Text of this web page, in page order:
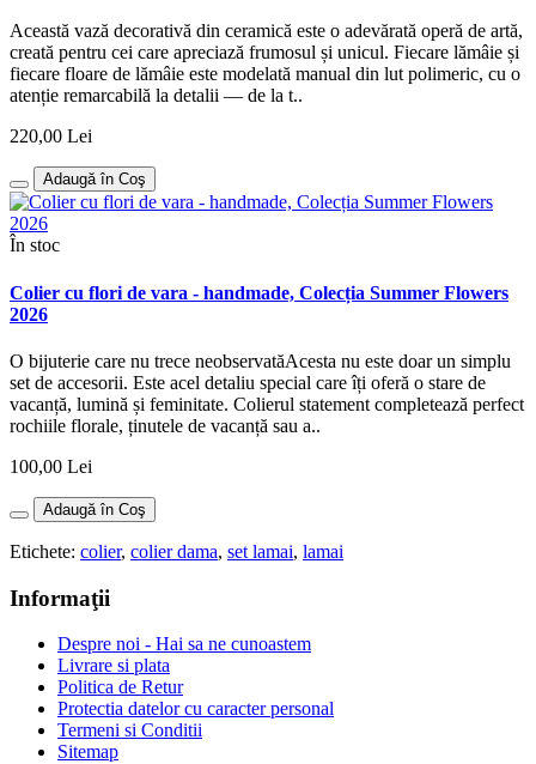
Această vază decorativă din ceramică este o adevărată operă de artă,
creată pentru cei care apreciază frumosul și unicul. Fiecare lămâie și
fiecare floare de lămâie este modelată manual din lut polimeric, cu o
atenție remarcabilă la detalii — de la t..
220,00 Lei
Adaugă în Coş
În stoc
Colier cu flori de vara - handmade, Colecția Summer Flowers
2026
O bijuterie care nu trece neobservatăAcesta nu este doar un simplu
set de accesorii. Este acel detaliu special care îți oferă o stare de
vacanță, lumină și feminitate. Colierul statement completează perfect
rochiile florale, ținutele de vacanță sau a..
100,00 Lei
Adaugă în Coş
Etichete: colier, colier dama, set lamai, lamai
Informaţii
Despre noi - Hai sa ne cunoastem
Livrare si plata
Politica de Retur
Protectia datelor cu caracter personal
Termeni si Conditii
Sitemap